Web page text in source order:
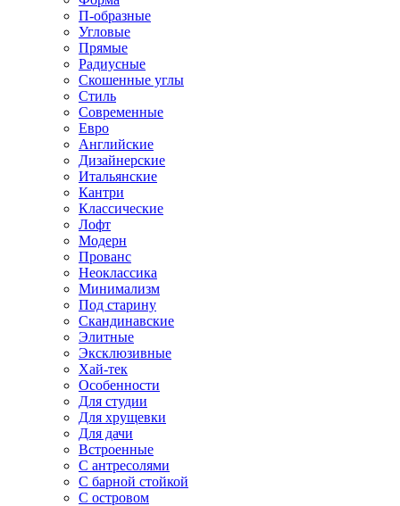
П-образные
Угловые
Прямые
Радиусные
Скошенные углы
Стиль
Современные
Евро
Английские
Дизайнерские
Итальянские
Кантри
Классические
Лофт
Модерн
Прованс
Неоклассика
Минимализм
Под старину
Скандинавские
Элитные
Эксклюзивные
Хай-тек
Особенности
Для студии
Для хрущевки
Для дачи
Встроенные
С антресолями
С барной стойкой
С островом